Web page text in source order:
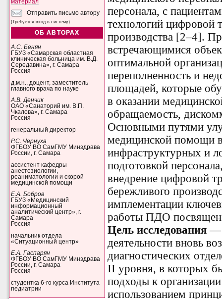
материал
Отправить письмо автору
(Требуется вход в систему)
ОБ АВТОРАХ
А.С. Бенян
ГБУЗ «Самарская областная
клиническая больница им. В.Д.
Середавина», г. Самара
Россия
д.м.н., доцент, заместитель
главного врача по науке
А.В. Денчик
ОАО «Санаторий им. В.П.
Чкалова», г. Самара
Россия
генеральный директор
Р.С. Чернуха
ФГБОУ ВО СамГМУ Минздрава
России, г. Самара
ассистент кафедры
анестезиологии,
реаниматологии и скорой
медицинской помощи
Е.А. Бобров
ГБУЗ «Медицинский
информационный
аналитический центр», г.
Самара
Россия
начальник отдела
«Ситуационный центр»
Е.А. Гаспарян
ФГБОУ ВО СамГМУ Минздрава
России, г. Самара
Россия
студентка 6-го курса Института
педиатрии
персонала, с
технологий цифровой
производства [2–4].
встречающимися
оптимальной
переполненность и
площадей, которые
в оказании
обращаемость,
Основными путями
медицинской
инфраструктурных и
подготовкой
внедрение цифровой
бережливого
имплементации
работы ПДО
Цель исследования —
деятельности вновь
диагностических
II уровня, в которых
подходы к
использованием